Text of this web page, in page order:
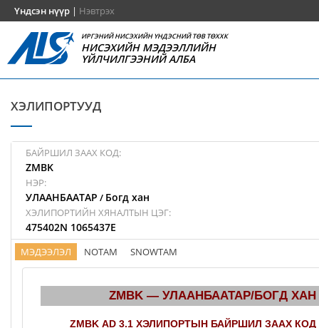
Үндсэн нүүр | Нэвтрэх
ИРГЭНИЙ НИСЭХИЙН ҮНДЭСНИЙ ТӨВ ТӨХХК
НИСЭХИЙН МЭДЭЭЛЛИЙН
ҮЙЛЧИЛГЭЭНИЙ АЛБА
ХЭЛИПОРТУУД
БАЙРШИЛ ЗААХ КОД:
ZMBK
НЭР:
УЛААНБААТАР / Богд хан
ХЭЛИПОРТИЙН ХЯНАЛТЫН ЦЭГ:
475402N 1065437E
МЭДЭЭЛЭЛ NOTAM SNOWTAM